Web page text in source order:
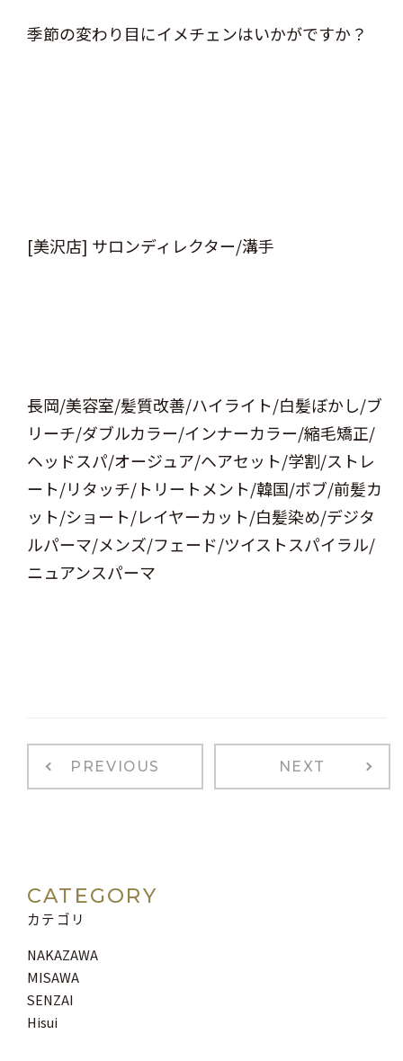
季節の変わり目にイメチェンはいかがですか？
[美沢店] サロンディレクター/溝手
長岡/美容室/髪質改善/ハイライト/白髪ぼかし/ブ
リーチ/ダブルカラー/インナーカラー/縮毛矯正/
ヘッドスパ/オージュア/ヘアセット/学割/ストレ
ート/リタッチ/トリートメント/韓国/ボブ/前髪カ
ット/ショート/レイヤーカット/白髪染め/デジタ
ルパーマ/メンズ/フェード/ツイストスパイラル/
ニュアンスパーマ
PREVIOUS NEXT
CATEGORY
カテゴリ
NAKAZAWA
MISAWA
SENZAI
Hisui